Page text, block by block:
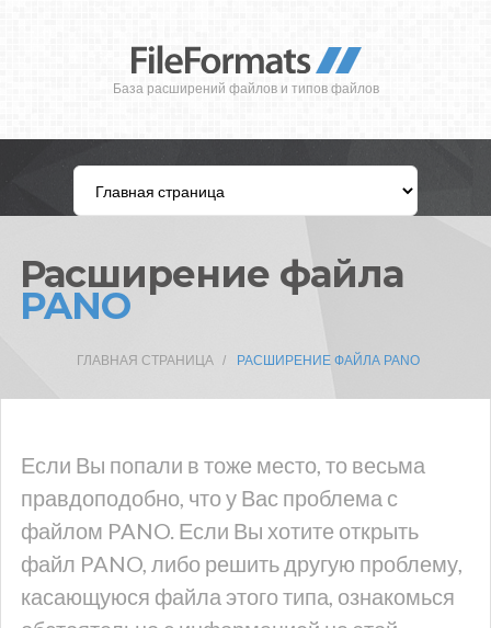
База расширений файлов и типов файлов
Расширение файла
PANO
ГЛАВНАЯ СТРАНИЦА РАСШИРЕНИЕ ФАЙЛА PANO
Если Вы попали в тоже место, то весьма
правдоподобно, что у Вас проблема с
файлом PANO. Если Вы хотите открыть
файл PANO, либо решить другую проблему,
касающуюся файла этого типа, ознакомься